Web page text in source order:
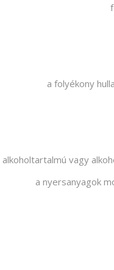
a folyékony
alkoholtartalmú vagy
a nyersanyagok